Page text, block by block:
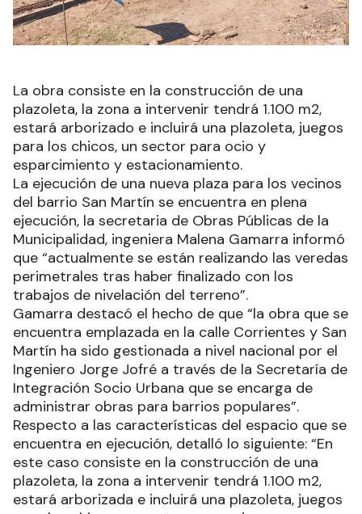
La obra consiste en la construcción de una
plazoleta, la zona a intervenir tendrá 1.100 m2,
estará arborizado e incluirá una plazoleta, juegos
para los chicos, un sector para ocio y
esparcimiento y estacionamiento.
La ejecución de una nueva plaza para los vecinos
del barrio San Martín se encuentra en plena
ejecución, la secretaria de Obras Públicas de la
Municipalidad, ingeniera Malena Gamarra informó
que “actualmente se están realizando las veredas
perimetrales tras haber finalizado con los
trabajos de nivelación del terreno”.
Gamarra destacó el hecho de que “la obra que se
encuentra emplazada en la calle Corrientes y San
Martín ha sido gestionada a nivel nacional por el
Ingeniero Jorge Jofré a través de la Secretaría de
Integración Socio Urbana que se encarga de
administrar obras para barrios populares”.
Respecto a las características del espacio que se
encuentra en ejecución, detalló lo siguiente: “En
este caso consiste en la construcción de una
plazoleta, la zona a intervenir tendrá 1.100 m2,
estará arborizada e incluirá una plazoleta, juegos